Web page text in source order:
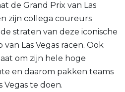
de Grand Prix van Las
zijn collega coureurs
straten van deze iconische
Las Vegas racen. Ook
om zijn hele hoge
en daarom pakken teams
Vegas te doen.